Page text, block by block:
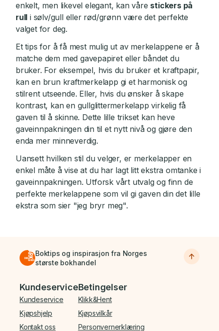
enkelt, men likevel elegant, kan våre stickers på
rull i sølv/gull eller rød/grønn være det perfekte
valget for deg.
Et tips for å få mest mulig ut av merkelappene er å
matche dem med gavepapiret eller båndet du
bruker. For eksempel, hvis du bruker et kraftpapir,
kan en brun kraftmerkelapp gi et harmonisk og
stilrent utseende. Eller, hvis du ønsker å skape
kontrast, kan en gullglittermerkelapp virkelig få
gaven til å skinne. Dette lille trikset kan heve
gaveinnpakningen din til et nytt nivå og gjøre den
enda mer minneverdig.
Uansett hvilken stil du velger, er merkelapper en
enkel måte å vise at du har lagt litt ekstra omtanke i
gaveinnpakningen. Utforsk vårt utvalg og finn de
perfekte merkelappene som vil gi gaven din det lille
ekstra som sier "jeg bryr meg".
Boktips og inspirasjon fra Norges
største bokhandel
Bunnmeny
Kundeservice
Kundeservice
Kjøpshjelp
Kontakt oss
Betingelser
Klikk&Hent
Kjøpsvilkår
Personvernerklæring